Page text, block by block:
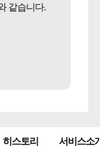
같습니다.
히스토리 서비스소